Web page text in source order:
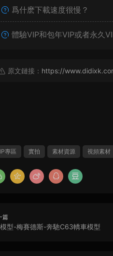
爲什麽下載速度很慢？
體驗VIP和包年VIP或者永久
原文鏈接： https://
專區 實拍 素材資源 視頻素材
篇
型-梅賽德斯-奔馳C63轎車模型